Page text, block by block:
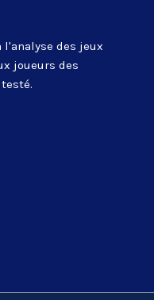
des jeux
joueurs des